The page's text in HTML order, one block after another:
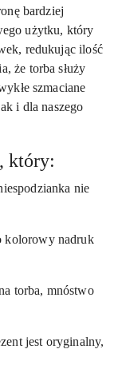
bardziej
użytku, który
redukując ilość
że torba służy
szmaciane
i dla naszego
który:
nie
kolorowy nadruk
torba, mnóstwo
jest oryginalny,